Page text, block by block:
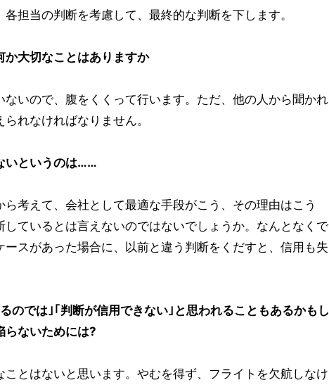
担当の判断を考慮して、最終的な判断を下します。
大切なことはありますか
いので、腹をくくって行います。ただ、他の人から聞かれ
れなければなりません。
いというのは……
考えて、会社として最適な手段がこう、その理由はこう
しているとは言えないのではないでしょうか。なんとなくで
スがあった場合に、以前と違う判断をくだすと、信用も失
では｣｢判断が信用できない｣と思われることもあるかもし
らないためには?
とはないと思います。やむを得ず、フライトを欠航しなけ